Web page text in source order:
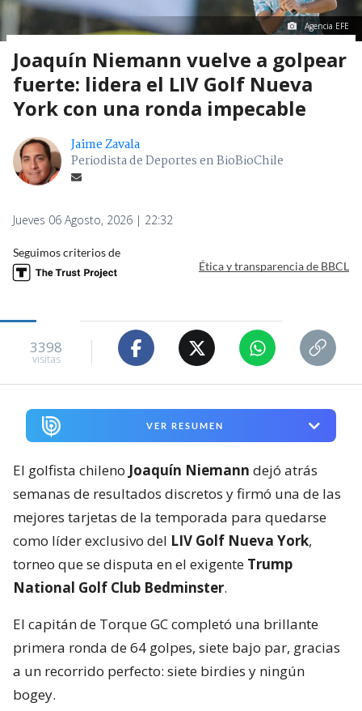
Agencia EFE
Joaquín Niemann vuelve a golpear
fuerte: lidera el LIV Golf Nueva
York con una ronda impecable
Jaime Zavala
Periodista de Deportes en BioBioChile
Jueves 06 Agosto, 2026 | 22:32
Seguimos criterios de
Ética y transparencia de BBCL
3398
visitas
VER RESUMEN
El golfista chileno Joaquín Niemann dejó atrás
semanas de resultados discretos y firmó una de las
mejores tarjetas de la temporada para quedarse
como líder exclusivo del LIV Golf Nueva York,
torneo que se disputa en el exigente Trump
National Golf Club Bedminster.
El capitán de Torque GC completó una brillante
primera ronda de 64 golpes, siete bajo par, gracias
a un recorrido perfecto: siete birdies y ningún
bogey.